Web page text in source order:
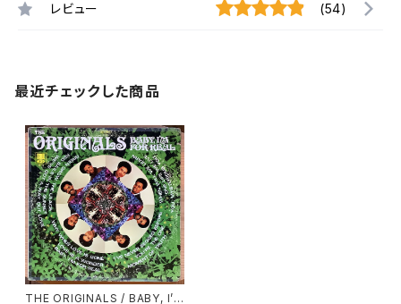
レビュー (54)
最近チェックした商品
THE ORIGINALS / BABY, I’M